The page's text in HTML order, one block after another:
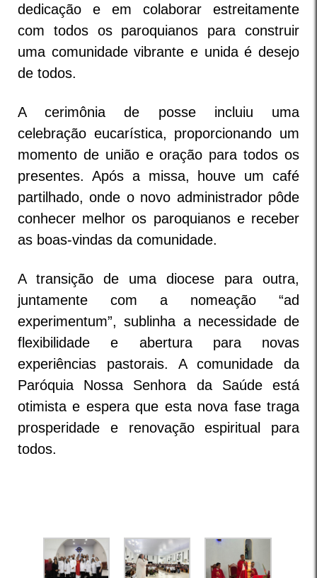
dedicação e em colaborar estreitamente
com todos os paroquianos para construir
uma comunidade vibrante e unida é desejo
de todos.
A cerimônia de posse incluiu uma
celebração eucarística, proporcionando um
momento de união e oração para todos os
presentes. Após a missa, houve um café
partilhado, onde o novo administrador pôde
conhecer melhor os paroquianos e receber
as boas-vindas da comunidade.
A transição de uma diocese para outra,
juntamente com a nomeação “ad
experimentum”, sublinha a necessidade de
flexibilidade e abertura para novas
experiências pastorais. A comunidade da
Paróquia Nossa Senhora da Saúde está
otimista e espera que esta nova fase traga
prosperidade e renovação espiritual para
todos.